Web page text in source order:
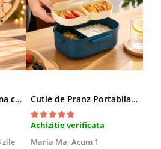
Suport decorativ inima cu mesaje, Cadou cu suflet
zile
Cutie de Pranz Portabila cu Compartimente
Achizitie verificata
Maria Ma, Acum 1